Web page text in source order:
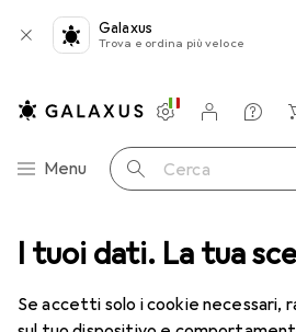
I tuoi dati. La tua
Se accetti solo i cookie necessari,
Galaxus
Trova e ordina più veloce
Categoria Navigazione
Menu Cerca
Impostazioni
Conto cliente
Liste di confronto
Liste dei desideri
Carrello
di impatto Martello Halder
HalderMartello